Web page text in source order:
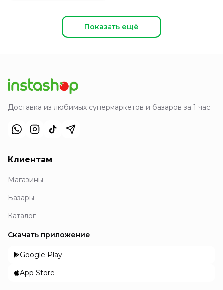
Показать ещё
Доставка из любимых супермаркетов и базаров за 1 час
Клиентам
Магазины
Базары
Каталог
Скачать приложение
Google Play
App Store